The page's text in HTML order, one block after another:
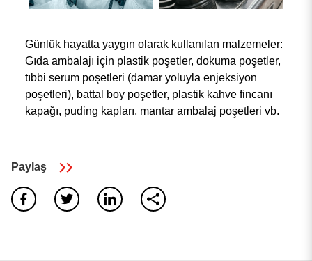
Sonuç yok, Lütfen tüm kelimelerin doğru yazıldığından
emin olun veya farklı anahtar kelimeler deneyin.
aramak
Günlük hayatta yaygın olarak kullanılan malzemeler:
Gıda ambalajı için plastik poşetler, dokuma poşetler,
tıbbi serum poşetleri (damar yoluyla enjeksiyon
poşetleri), battal boy poşetler, plastik kahve fincanı
kapağı, puding kapları, mantar ambalaj poşetleri vb.
Paylaş